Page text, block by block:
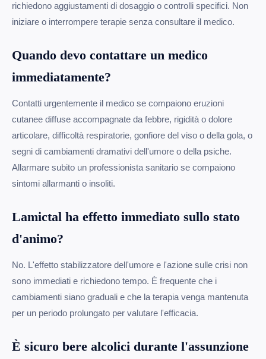
richiedono aggiustamenti di dosaggio o controlli specifici. Non
iniziare o interrompere terapie senza consultare il medico.
Quando devo contattare un medico
immediatamente?
Contatti urgentemente il medico se compaiono eruzioni
cutanee diffuse accompagnate da febbre, rigidità o dolore
articolare, difficoltà respiratorie, gonfiore del viso o della gola, o
segni di cambiamenti dramativi dell'umore o della psiche.
Allarmare subito un professionista sanitario se compaiono
sintomi allarmanti o insoliti.
Lamictal ha effetto immediato sullo stato
d'animo?
No. L'effetto stabilizzatore dell'umore e l'azione sulle crisi non
sono immediati e richiedono tempo. È frequente che i
cambiamenti siano graduali e che la terapia venga mantenuta
per un periodo prolungato per valutare l'efficacia.
È sicuro bere alcolici durante l'assunzione